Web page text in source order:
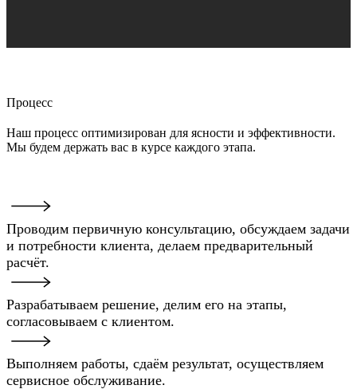
Процесс
Наш процесс оптимизирован для ясности и эффективности.
Мы будем держать вас в курсе каждого этапа.
Проводим первичную консультацию, обсуждаем задачи
и потребности клиента, делаем предварительный
расчёт.
Разрабатываем решение, делим его на этапы,
согласовываем с клиентом.
Выполняем работы, сдаём результат, осуществляем
сервисное обслуживание.